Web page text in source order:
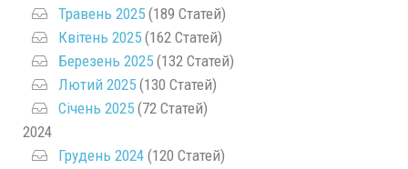
Травень 2025 (189 Статей)
Квітень 2025 (162 Статей)
Березень 2025 (132 Статей)
Лютий 2025 (130 Статей)
Січень 2025 (72 Статей)
2024
Грудень 2024 (120 Статей)